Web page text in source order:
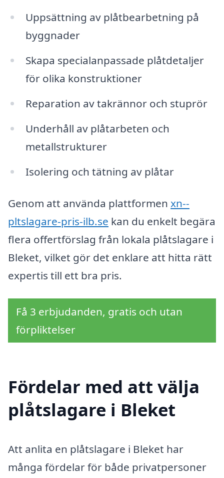
Uppsättning av plåtbearbetning på
byggnader
Skapa specialanpassade plåtdetaljer
för olika konstruktioner
Reparation av takrännor och stuprör
Underhåll av plåtarbeten och
metallstrukturer
Isolering och tätning av plåtar
Genom att använda plattformen xn--
pltslagare-pris-ilb.se kan du enkelt begära
flera offertförslag från lokala plåtslagare i
Bleket, vilket gör det enklare att hitta rätt
expertis till ett bra pris.
Få 3 erbjudanden, gratis och utan
förpliktelser
Fördelar med att välja
plåtslagare i Bleket
Att anlita en plåtslagare i Bleket har
många fördelar för både privatpersoner